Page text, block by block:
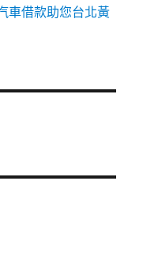
車借款助您台北黃